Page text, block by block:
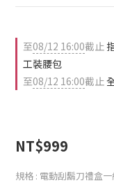
至08/12 16:00截止
工裝腰包
至08/12 16:00截止
NT$999
規格 : 電動刮鬍刀禮盒一